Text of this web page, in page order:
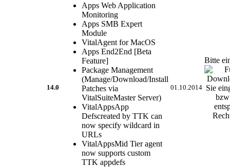
14.0
Apps Web Application
Monitoring
Apps SMB Expert
Module
VitalAgent for MacOS
Apps End2End [Beta
Feature]
Package Management
(Manage/Download/Install
Patches via
VitalSuiteMaster Server)
VitalAppsApp
Defscreated by TTK can
now specify wildcard in
URLs
VitalAppsMid Tier agent
now supports custom
TTK appdefs
01.10.2014
Bitte